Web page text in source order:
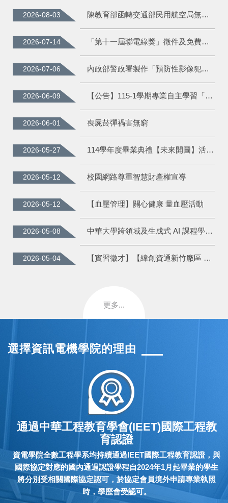
2026-08-03 陳教育部函轉交通部民用航空局無人機飛航安全知識，請學校適時向教職員工生宣導。
2026-07-14 「第十一屆聯電綠獎」徵件及免費培力 工作坊，並請惠予公告周知且鼓勵踴躍報名，請查照。
2026-07-06 內政部警政署製作「預防性影像犯罪宣導資料」
2026-06-09 【公告】115-1學期專業自主學習「專題實作學習」課程申請時程
2026-06-01 喪屍菸彈禍害無窮
2026-05-27 114學年度畢業典禮【未來開圖】活動專區~6/13(六)盛大登場！
2026-05-12 校園網路尊重智慧財產權宣導
2026-05-12 【血壓管理】關心健康 量血壓活動
2026-05-08 中華大學跨領域及生成式 AI 課程學習獎勵辦法
2026-05-04 【實習徵才】【緯創資通新竹廠區 】 「竹夢緯創學年實習計畫」熱烈招募中！
更多...
選擇資訊電機學院的理由
通過中華工程教育學會(IEET)國際工程教
育認證
資電學院全數工程學系均持續通過IEET國際工程教育認證，與
國際協定對應的國內通過認證學程自2024年1月起畢業的學生
將分別受相關國際協定認可，於協定會員境外申請專業執照
時，學歷會受認可。